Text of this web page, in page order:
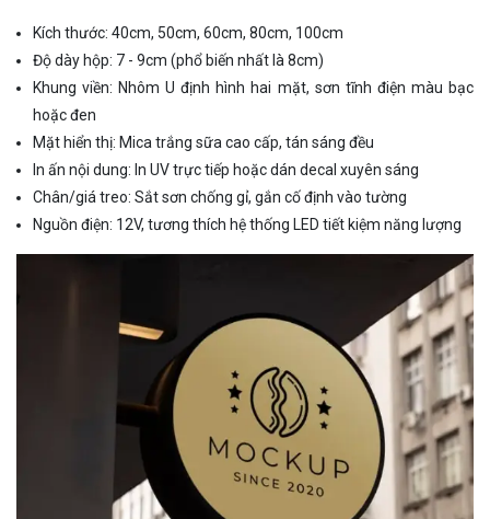
Kích thước: 40cm, 50cm, 60cm, 80cm, 100cm
Độ dày hộp: 7 - 9cm (phổ biến nhất là 8cm)
Khung viền: Nhôm U định hình hai mặt, sơn tĩnh điện màu bạc
hoặc đen
Mặt hiển thị: Mica trắng sữa cao cấp, tán sáng đều
In ấn nội dung: In UV trực tiếp hoặc dán decal xuyên sáng
Chân/giá treo: Sắt sơn chống gỉ, gắn cố định vào tường
Nguồn điện: 12V, tương thích hệ thống LED tiết kiệm năng lượng